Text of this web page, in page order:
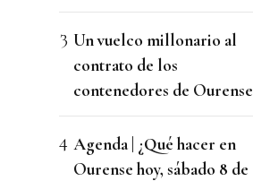
Un vuelco millonario al
contrato de los
contenedores de Ourense
Agenda | ¿Qué hacer en
Ourense hoy, sábado 8 de